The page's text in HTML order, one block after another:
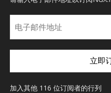
子
邮
件
址
立即
加入其他 116 位订阅者的行列